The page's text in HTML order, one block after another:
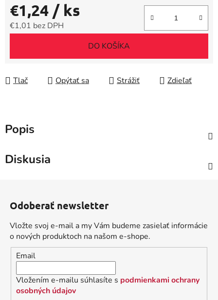
€1,24 / ks
€1,01 bez DPH
DO KOŠÍKA
Tlač Opýtať sa Strážiť Zdieľať
Popis
Diskusia
Odoberať newsletter
Vložte svoj e-mail a my Vám budeme zasielať informácie
o nových produktoch na našom e-shope.
Email
Vložením e-mailu súhlasíte s podmienkami ochrany
osobných údajov